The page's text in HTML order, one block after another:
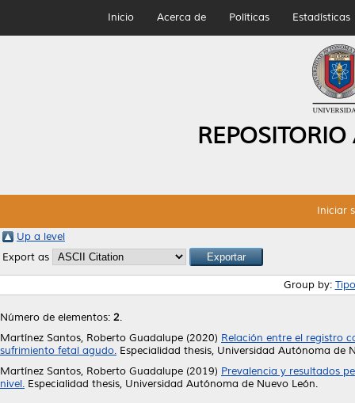
Inicio Acerca de Políticas Estadísticas
Iniciar
Up a level
Export as
Group by:
Número de elementos: 2.
Martínez Santos, Roberto Guadalupe (2020) Relación entre el registro
sufrimiento fetal agudo. Especialidad thesis, Universidad Autónoma de
Martínez Santos, Roberto Guadalupe (2019) Prevalencia y resultados
nivel. Especialidad thesis, Universidad Autónoma de Nuevo León.